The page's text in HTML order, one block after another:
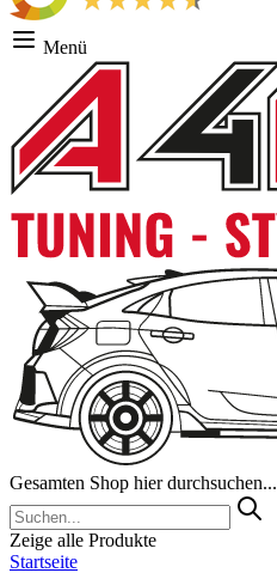
Menü
Gesamten Shop hier durchsuchen...
Zeige alle Produkte
Startseite